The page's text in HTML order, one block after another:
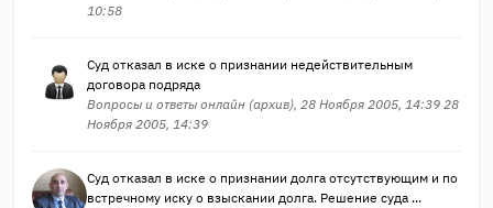
10:58
Суд отказал в иске о признании недействительным
договора подряда
Вопросы и ответы онлайн (архив), 28 Ноября 2005, 14:39 28
Ноября 2005, 14:39
Суд отказал в иске о признании долга отсутствующим и по
встречному иску о взыскании долга. Решение суда ...